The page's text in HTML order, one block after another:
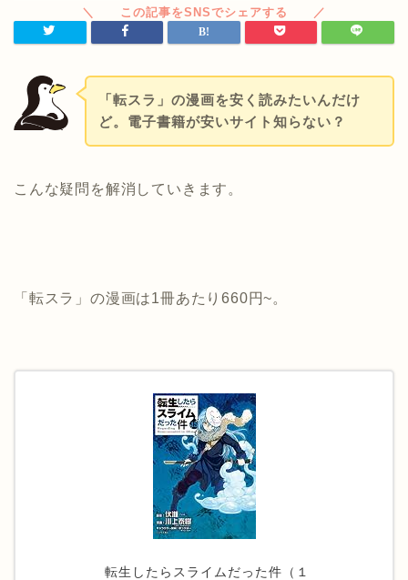
「転スラ」の漫画を安く読みたいんだけ
ど。電子書籍が安いサイト知らない？
こんな疑問を解消していきます。
「転スラ」の漫画は1冊あたり660円~。
転生したらスライムだった件（１